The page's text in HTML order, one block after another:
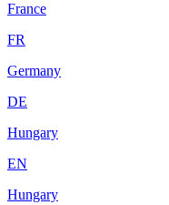
France
FR
Germany
DE
Hungary
EN
Hungary